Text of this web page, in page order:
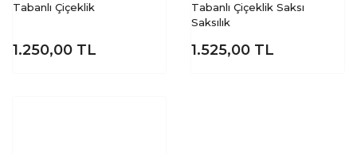
Tabanlı Çiçeklik
1.250,00 TL
Tabanlı Çiçeklik Saksı
Saksılık
1.525,00 TL